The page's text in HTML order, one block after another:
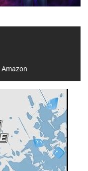
Amazon